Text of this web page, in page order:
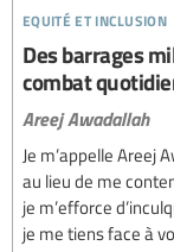
equité et inclusion
Des barrages
combat
Areej Awadallah
Je m’appelle Areej
au lieu de me
je m’efforce
je me tiens face à